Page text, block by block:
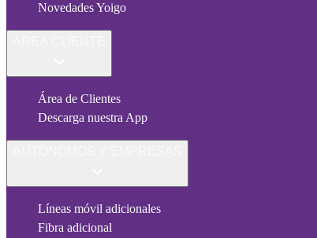
Novedades Yoigo
Área de Clientes
Descarga nuestra App
Líneas móvil adicionales
Fibra adicional